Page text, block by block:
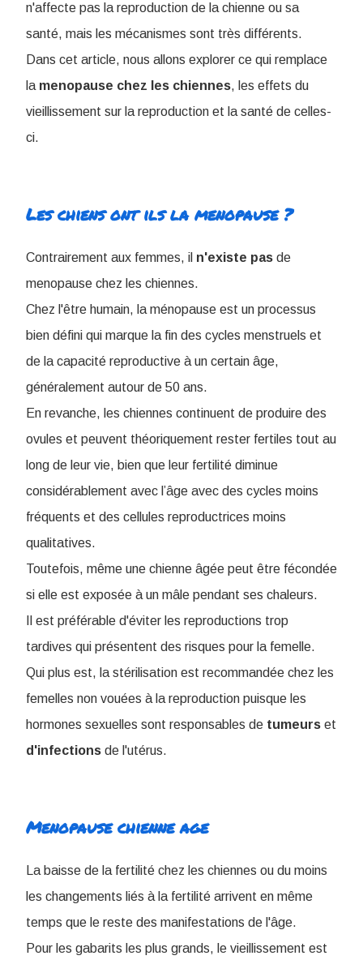
n'affecte pas la reproduction de la chienne ou sa
santé, mais les mécanismes sont très différents.
Dans cet article, nous allons explorer ce qui remplace
la menopause chez les chiennes, les effets du
vieillissement sur la reproduction et la santé de celles-
ci.
Les chiens ont ils la menopause ?
Contrairement aux femmes, il n'existe pas de
menopause chez les chiennes.
Chez l'être humain, la ménopause est un processus
bien défini qui marque la fin des cycles menstruels et
de la capacité reproductive à un certain âge,
généralement autour de 50 ans.
En revanche, les chiennes continuent de produire des
ovules et peuvent théoriquement rester fertiles tout au
long de leur vie, bien que leur fertilité diminue
considérablement avec l’âge avec des cycles moins
fréquents et des cellules reproductrices moins
qualitatives.
Toutefois, même une chienne âgée peut être fécondée
si elle est exposée à un mâle pendant ses chaleurs.
Il est préférable d'éviter les reproductions trop
tardives qui présentent des risques pour la femelle.
Qui plus est, la stérilisation est recommandée chez les
femelles non vouées à la reproduction puisque les
hormones sexuelles sont responsables de tumeurs et
d'infections de l'utérus.
Menopause chienne age
La baisse de la fertilité chez les chiennes ou du moins
les changements liés à la fertilité arrivent en même
temps que le reste des manifestations de l'âge.
Pour les gabarits les plus grands, le vieillissement est